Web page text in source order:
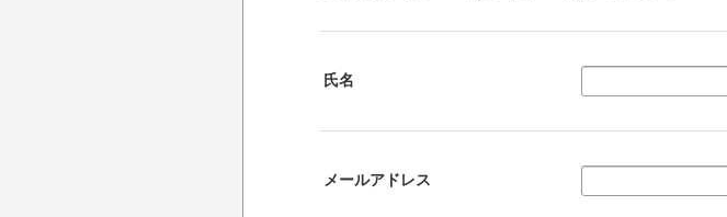
氏名
メールアドレス